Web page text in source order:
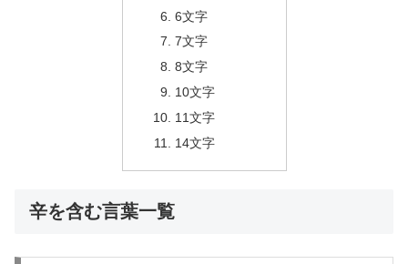
6文字
7文字
8文字
10文字
11文字
14文字
辛を含む言葉一覧